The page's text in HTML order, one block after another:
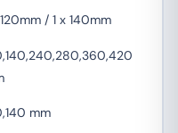
/ 1 x 140mm
mm